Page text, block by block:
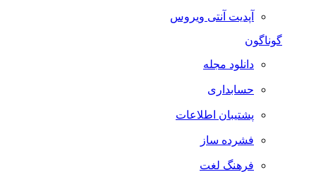
آپدیت آنتی ویروس
گوناگون
دانلود مجله
حسابداری
پشتیبان اطلاعات
فشرده ساز
فرهنگ لغت